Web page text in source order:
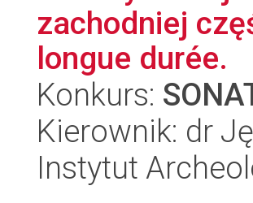
zachodniej
longue durée.
Konkurs:
Kierownik: dr
Instytut